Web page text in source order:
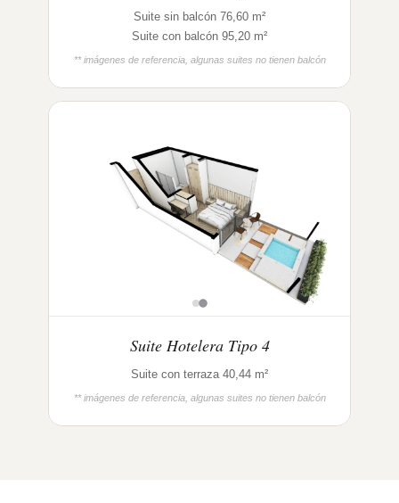
Suite sin balcón 76,60 m²
Suite con balcón 95,20 m²
** imágenes de referencia, algunas suites no tienen balcón
Suite Hotelera Tipo 4
Suite con terraza 40,44 m²
** imágenes de referencia, algunas suites no tienen balcón